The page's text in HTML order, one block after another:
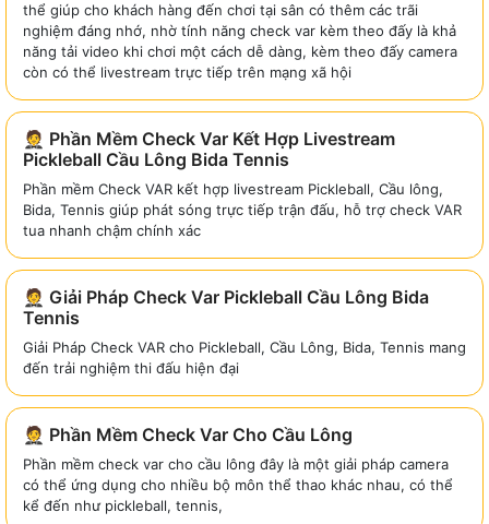
thể giúp cho khách hàng đến chơi tại sân có thêm các trãi
nghiệm đáng nhớ, nhờ tính năng check var kèm theo đấy là khả
năng tải video khi chơi một cách dễ dàng, kèm theo đấy camera
còn có thể livestream trực tiếp trên mạng xã hội
🤵 Phần Mềm Check Var Kết Hợp Livestream
Pickleball Cầu Lông Bida Tennis
Phần mềm Check VAR kết hợp livestream Pickleball, Cầu lông,
Bida, Tennis giúp phát sóng trực tiếp trận đấu, hỗ trợ check VAR
tua nhanh chậm chính xác
🤵 Giải Pháp Check Var Pickleball Cầu Lông Bida
Tennis
Giải Pháp Check VAR cho Pickleball, Cầu Lông, Bida, Tennis mang
đến trải nghiệm thi đấu hiện đại
🤵 Phần Mềm Check Var Cho Cầu Lông
Phần mềm check var cho cầu lông đây là một giải pháp camera
có thể ứng dụng cho nhiều bộ môn thể thao khác nhau, có thể
kể đến như pickleball, tennis,